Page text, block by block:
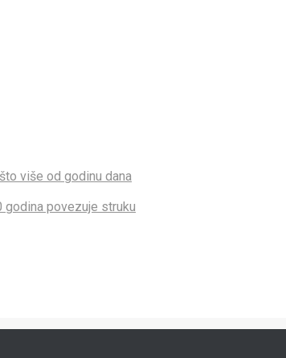
više od godinu dana
godina povezuje struku